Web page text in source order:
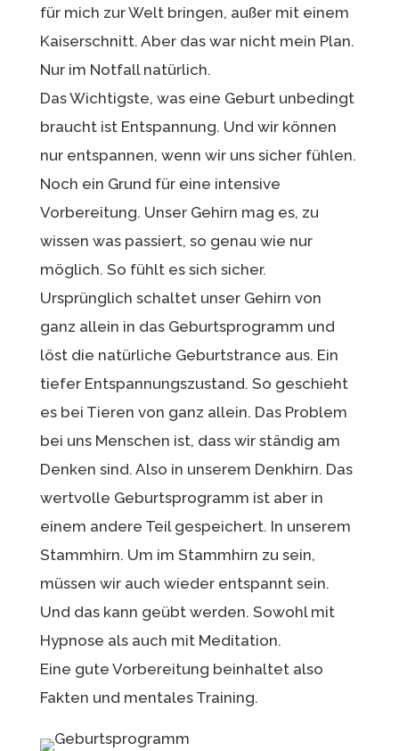
für mich zur Welt bringen, außer mit einem
Kaiserschnitt. Aber das war nicht mein Plan.
Nur im Notfall natürlich.
Das Wichtigste, was eine Geburt unbedingt
braucht ist Entspannung. Und wir können
nur entspannen, wenn wir uns sicher fühlen.
Noch ein Grund für eine intensive
Vorbereitung. Unser Gehirn mag es, zu
wissen was passiert, so genau wie nur
möglich. So fühlt es sich sicher.
Ursprünglich schaltet unser Gehirn von
ganz allein in das Geburtsprogramm und
löst die natürliche Geburtstrance aus. Ein
tiefer Entspannungszustand. So geschieht
es bei Tieren von ganz allein. Das Problem
bei uns Menschen ist, dass wir ständig am
Denken sind. Also in unserem Denkhirn. Das
wertvolle Geburtsprogramm ist aber in
einem andere Teil gespeichert. In unserem
Stammhirn. Um im Stammhirn zu sein,
müssen wir auch wieder entspannt sein.
Und das kann geübt werden. Sowohl mit
Hypnose als auch mit Meditation.
Eine gute Vorbereitung beinhaltet also
Fakten und mentales Training.